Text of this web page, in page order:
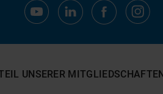
UNSERER